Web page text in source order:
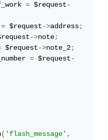
= $request-
= $request->address;
->note;
$request->note_2;
= $request-
('flash_message',